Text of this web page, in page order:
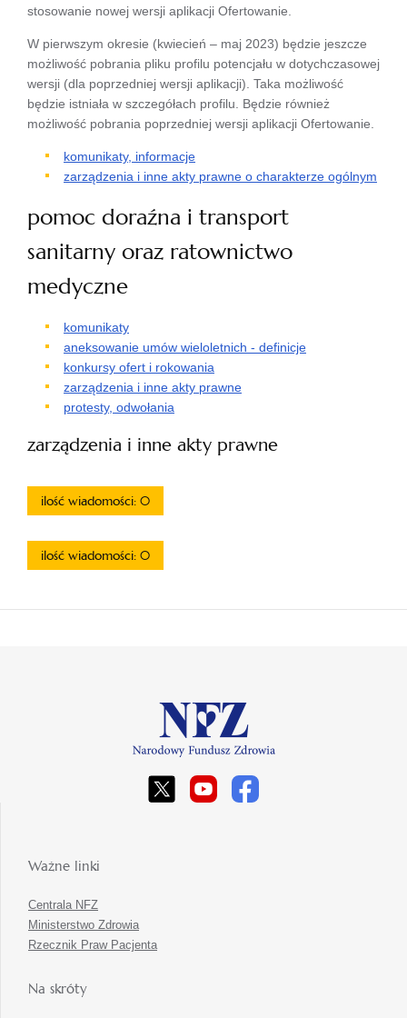
stosowanie nowej wersji aplikacji Ofertowanie.
W pierwszym okresie (kwiecień – maj 2023) będzie jeszcze
możliwość pobrania pliku profilu potencjału w dotychczasowej
wersji (dla poprzedniej wersji aplikacji). Taka możliwość
będzie istniała w szczegółach profilu. Będzie również
możliwość pobrania poprzedniej wersji aplikacji Ofertowanie.
komunikaty, informacje
zarządzenia i inne akty prawne o charakterze ogólnym
pomoc doraźna i transport
sanitarny oraz ratownictwo
medyczne
komunikaty
aneksowanie umów wieloletnich - definicje
konkursy ofert i rokowania
zarządzenia i inne akty prawne
protesty, odwołania
zarządzenia i inne akty prawne
ilość wiadomości: 0
ilość wiadomości: 0
Ważne linki
Centrala NFZ
Ministerstwo Zdrowia
Rzecznik Praw Pacjenta
Na skróty